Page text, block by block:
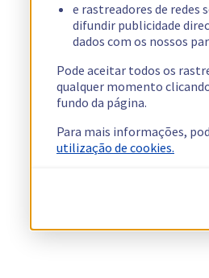
e rastreadores de redes
difundir publicidade
dados com os nossos
Pode aceitar todos os
qualquer momento
fundo da página.
Para mais informações,
utilização de cookies.